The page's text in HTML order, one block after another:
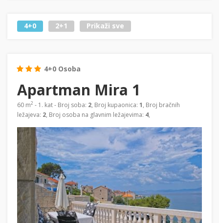
4+0 2+1 Prikaži sve
4+0 Osoba
Apartman Mira 1
60 m2 - 1. kat - Broj soba: 2, Broj kupaonica: 1, Broj bračnih
ležajeva: 2, Broj osoba na glavnim ležajevima: 4,